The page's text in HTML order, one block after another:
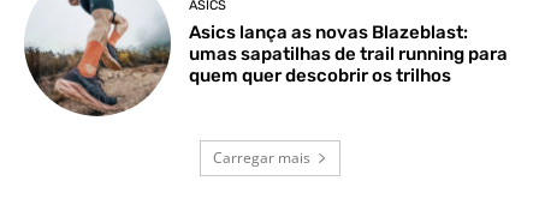
ASICS
Asics lança as novas Blazeblast:
umas sapatilhas de trail running para
quem quer descobrir os trilhos
Carregar mais